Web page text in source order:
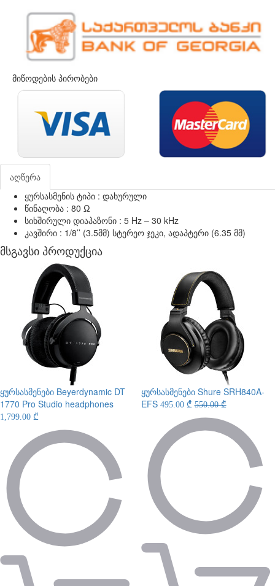
მიწოდების პირობები
აღწერა
ყურსასმენის ტიპი : დახურული
წინაღობა : 80 Ω
სიხშირული დიაპაზონი : 5 Hz – 30 kHz
კავშირი : 1/8’’ (3.5მმ) სტერეო ჯეკი, ადაპტერი (6.35 მმ)
მსგავსი პროდუქცია
ყურსასმენები Beyerdynamic DT
1770 Pro Studio headphones
1,799.00 ₾
ყურსასმენები Shure SRH840A-
EFS 495.00 ₾550.00 ₾